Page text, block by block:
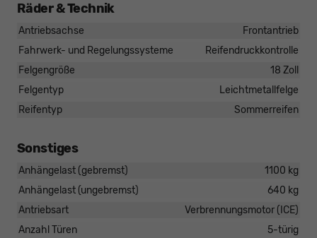
Räder & Technik
Antriebsachse
Frontantrieb
Fahrwerk- und Regelungssysteme
Reifendruckkontrolle
Felgengröße
18 Zoll
Felgentyp
Leichtmetallfelge
Reifentyp
Sommerreifen
Sonstiges
Anhängelast (gebremst)
1100 kg
Anhängelast (ungebremst)
640 kg
Antriebsart
Verbrennungsmotor (ICE)
Anzahl Türen
5-türig